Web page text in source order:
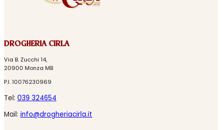
DROGHERIA CIRLA
Via B. Zucchi 14,
20900 Monza MB
P.I. 10076230969
Tel: 039 324654
Mail: info@drogheriacirla.it